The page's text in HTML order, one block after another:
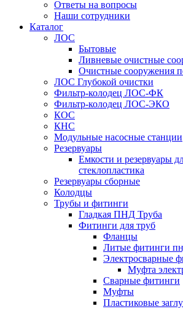
Ответы на вопросы
Наши сотрудники
Каталог
ЛОС
Бытовые
Ливневые очистные
Очистные сооружения
ЛОС Глубокой очистки
Фильтр-колодец ЛОС-ФК
Фильтр-колодец ЛОС-ЭКО
КОС
КНС
Модульные насосные станции
Резервуары
Емкости и резервуары
стеклопластика
Резервуары сборные
Колодцы
Трубы и фитинги
Гладкая ПНД Труба
Фитинги для труб
Фланцы
Литые фитинги
Электросварные
Муфта
Сварные фитинги
Муфты
Пластиковые